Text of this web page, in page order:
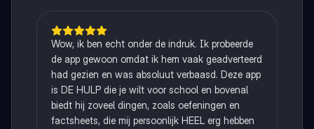
Wow, ik ben echt onder de indruk. Ik probeerde
de app gewoon omdat ik hem vaak geadverteerd
had gezien en was absoluut verbaasd. Deze app
is DE HULP die je wilt voor school en bovenal
biedt hij zoveel dingen, zoals oefeningen en
factsheets, die mij persoonlijk HEEL erg hebben